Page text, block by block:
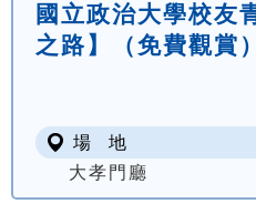
國立政治大學校友
之路】（免費觀賞）
場 地
大孝門廳